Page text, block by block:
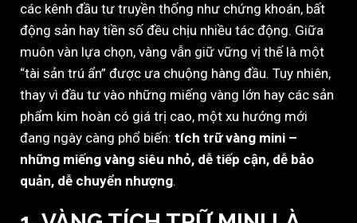
các kênh đầu tư truyền thống như chứng khoán, bất
động sản hay tiền số đều chịu nhiều tác động. Giữa
muôn vàn lựa chọn, vàng vẫn giữ vững vị thế là một
“tài sản trú ẩn” được ưa chuộng hàng đầu. Tuy nhiên,
thay vì đầu tư vào những miếng vàng lớn hay các sản
phẩm kim hoàn có giá trị cao, một xu hướng mới
đang ngày càng phổ biến: tích trữ vàng mini –
những miếng vàng siêu nhỏ, dễ tiếp cận, dễ bảo
quản, dễ chuyển nhượng.